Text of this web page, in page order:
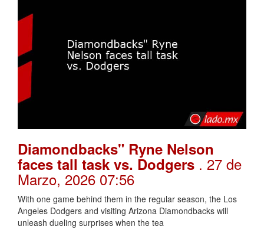
Diamondbacks" Ryne Nelson
faces tall task vs. Dodgers . 27 de
Marzo, 2026 07:56
With one game behind them in the regular season, the Los
Angeles Dodgers and visiting Arizona Diamondbacks will
unleash dueling surprises when the tea